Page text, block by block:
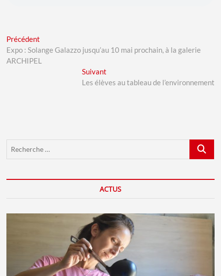
Navigation
de
Précédent
post:
Expo : Solange Galazzo jusqu’au 10 mai prochain, à la galerie
ARCHIPEL
SuivantNext
post:
Les élèves au tableau de l’environnement
ACTUS